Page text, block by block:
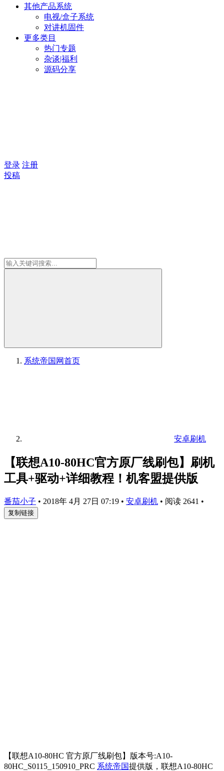
其他产品系统
电视/盒子系统
对讲机固件
更多类目
热门专题
杂谈|福利
源码分享
登录 注册
投稿
系统帝国网首页
安卓刷机
【联想A10-80HC官方原厂线刷包】刷机
工具+驱动+详细教程！机客盟提供版
番茄小子 • 2018年 4月 27日 07:19 • 安卓刷机 • 阅读 2641 •
复制链接
【联想A10-80HC 官方原厂线刷包】版本号:A10-
80HC_S0115_150910_PRC 系统帝国提供版，联想A10-80HC